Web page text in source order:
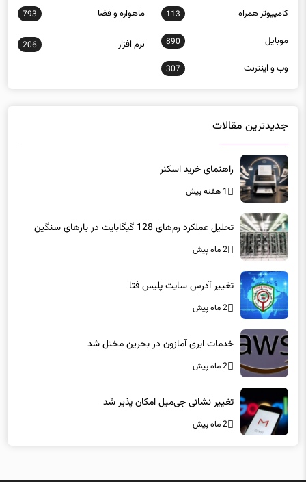
كامپيوتر همراه 113 ماهواره و فضا 793
موبايل 890 نرم افزار 206
وب و اينترنت 307
جدیدترین مقالات
راهنمای خرید اسکنر
1 هفته پیش
تحلیل عملکرد رم‌های 128 گیگابایت در بارهای سنگین
2 ماه پیش
تغییر آدرس سایت پلیس فتا
2 ماه پیش
خدمات ابری آمازون در بحرین مختل شد
2 ماه پیش
تغییر نشانی جی‌میل امکان پذیر شد
2 ماه پیش